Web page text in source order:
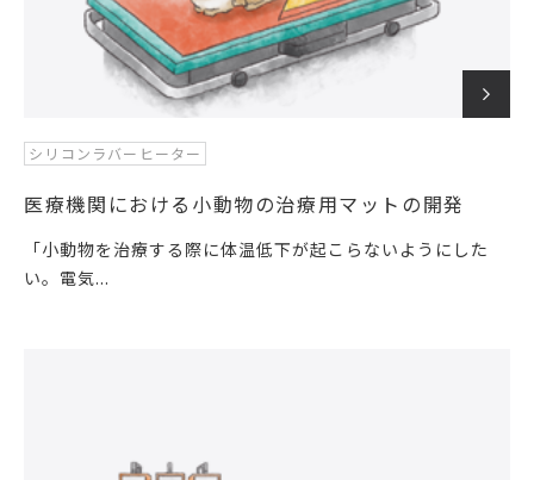
シリコンラバーヒーター
医療機関における小動物の治療用マットの開発
「小動物を治療する際に体温低下が起こらないようにした
い。電気...